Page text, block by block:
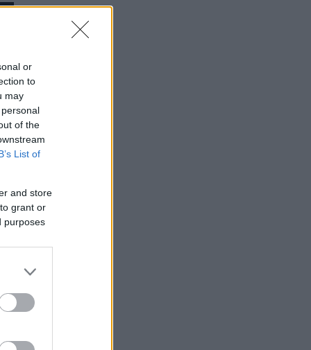
or
to
may
of the
List of
and store
grant or
purposes